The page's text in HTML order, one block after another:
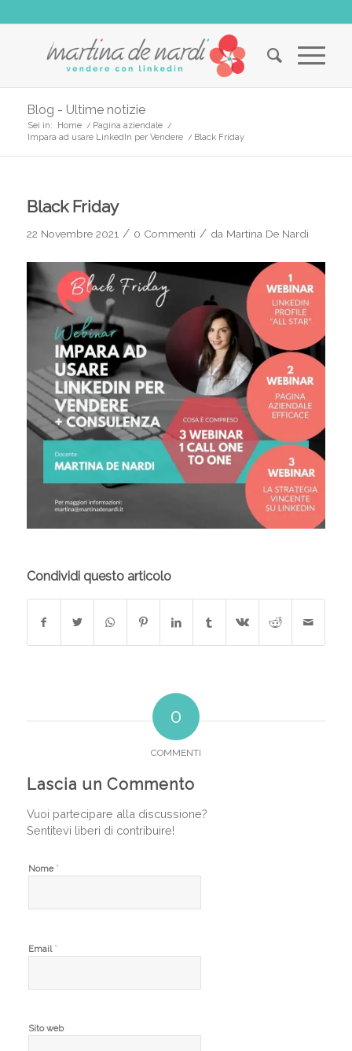
Blog - Ultime notizie
Sei in: Home / Pagina aziendale /
Impara ad usare LinkedIn per Vendere / Black Friday
Black Friday
22 Novembre 2021 / 0 Commenti / da Martina De Nardi
Condividi questo articolo
0
COMMENTI
Lascia un Commento
Vuoi partecipare alla discussione?
Sentitevi liberi di contribuire!
Nome *
Email *
Sito web